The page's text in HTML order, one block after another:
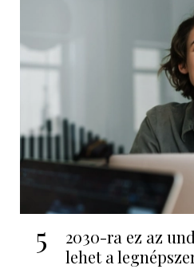
5
2030-ra ez az
lehet a